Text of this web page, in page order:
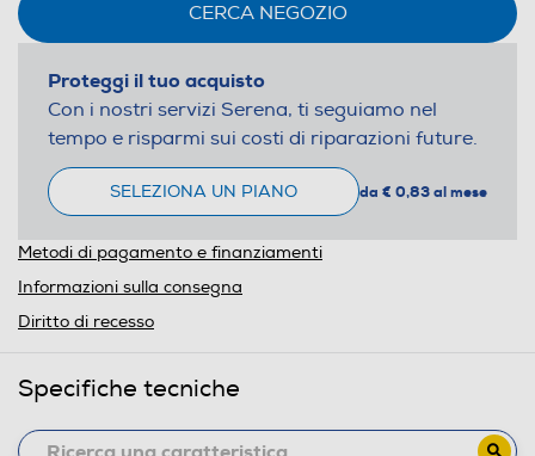
CERCA NEGOZIO
Proteggi il tuo acquisto
Con i nostri servizi Serena, ti seguiamo nel
tempo e risparmi sui costi di riparazioni future.
SELEZIONA UN PIANO da € 0,83 al mese
Metodi di pagamento e finanziamenti
Informazioni sulla consegna
Diritto di recesso
Specifiche tecniche